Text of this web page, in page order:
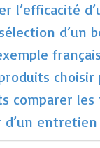
l’efficacité
d’un
choisir
comparer
entretien